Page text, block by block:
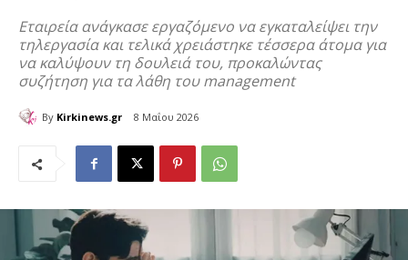
Εταιρεία ανάγκασε εργαζόμενο να εγκαταλείψει την
τηλεργασία και τελικά χρειάστηκε τέσσερα άτομα για
να καλύψουν τη δουλειά του, προκαλώντας
συζήτηση για τα λάθη του management
By Kirkinews.gr 8 Μαΐου 2026